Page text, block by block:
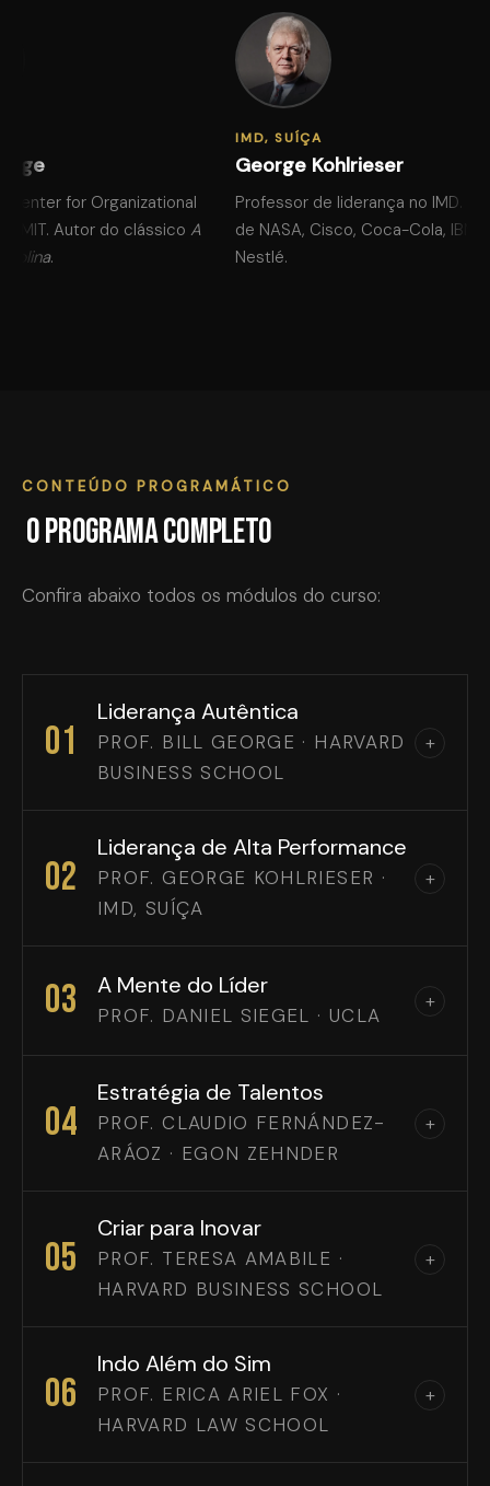
for Organizational
MIT. Autor do clássicoA
.
IMD, SUÍÇA
George Kohlrieser
Professor de liderança no IMD.
de NASA, Cisco, Coca-Cola, IBM e
Nestlé.
CONTEÚDO PROGRAMÁTICO
O programa completo
Confira abaixo todos os módulos do curso:
01
Liderança Autêntica
PROF. BILL GEORGE · HARVARD
BUSINESS SCHOOL
+
02
Liderança de Alta Performance
PROF. GEORGE KOHLRIESER ·
IMD, SUÍÇA
+
03 A Mente do Líder
PROF. DANIEL SIEGEL · UCLA
+
04
Estratégia de Talentos
PROF. CLAUDIO FERNÁNDEZ-
ARÁOZ · EGON ZEHNDER
+
05
Criar para Inovar
PROF. TERESA AMABILE ·
HARVARD BUSINESS SCHOOL
+
06
Indo Além do Sim
PROF. ERICA ARIEL FOX ·
HARVARD LAW SCHOOL
+